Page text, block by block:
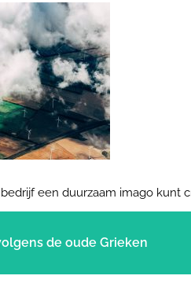
een duurzaam imago kunt
de oude Grieken